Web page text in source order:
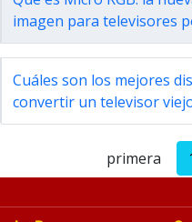
imagen para televisores
Cuáles son los mejores
convertir un televisor
primera